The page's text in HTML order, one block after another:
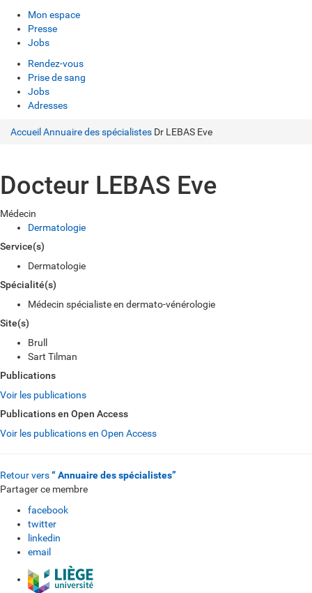
Mon espace
Presse
Jobs
Rendez-vous
Prise de sang
Jobs
Adresses
Accueil Annuaire des spécialistes Dr LEBAS Eve
Docteur LEBAS Eve
Médecin
Dermatologie
Service(s)
Dermatologie
Spécialité(s)
Médecin spécialiste en dermato-vénérologie
Site(s)
Brull
Sart Tilman
Publications
Voir les publications
Publications en Open Access
Voir les publications en Open Access
Retour vers“ Annuaire des spécialistes”
Partager ce membre
facebook
twitter
linkedin
email